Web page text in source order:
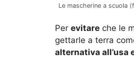
Le mascherine a scuola
Per evitare che le
gettarle a terra
alternativa all’usa